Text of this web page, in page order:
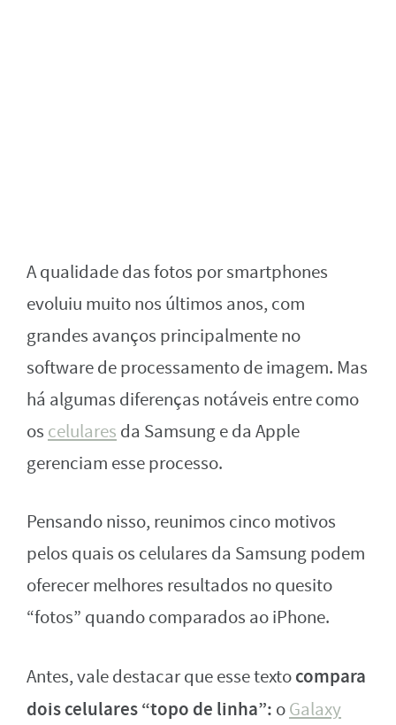
A qualidade das fotos por smartphones
evoluiu muito nos últimos anos, com
grandes avanços principalmente no
software de processamento de imagem. Mas
há algumas diferenças notáveis entre como
os celulares da Samsung e da Apple
gerenciam esse processo.
Pensando nisso, reunimos cinco motivos
pelos quais os celulares da Samsung podem
oferecer melhores resultados no quesito
“fotos” quando comparados ao iPhone.
Antes, vale destacar que esse textocompara
dois celulares “topo de linha”: oGalaxy